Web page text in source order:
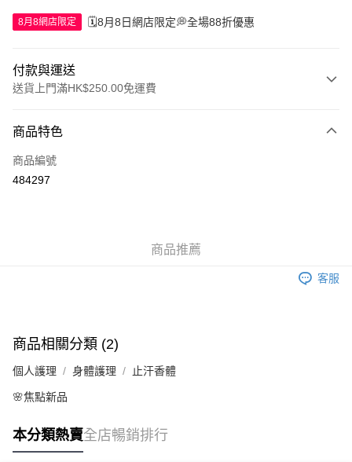
8月8網店限定 🗓️8月8日網店限定💭全場88折優惠
付款與運送
送貨上門滿HK$250.00免運費
信用卡
Apple Pay
商品特色
商品編號
484297
商品推薦
客服
商品相關分類 (2)
個人護理 身體護理 止汗香體
🌸焦點新品
本分類熱賣全店暢銷排行